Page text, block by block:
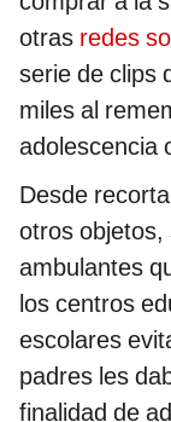
otras redes
serie de clips
miles al
adolescencia
Desde
otros objetos,
ambulantes
los centros
escolares
padres les
finalidad de